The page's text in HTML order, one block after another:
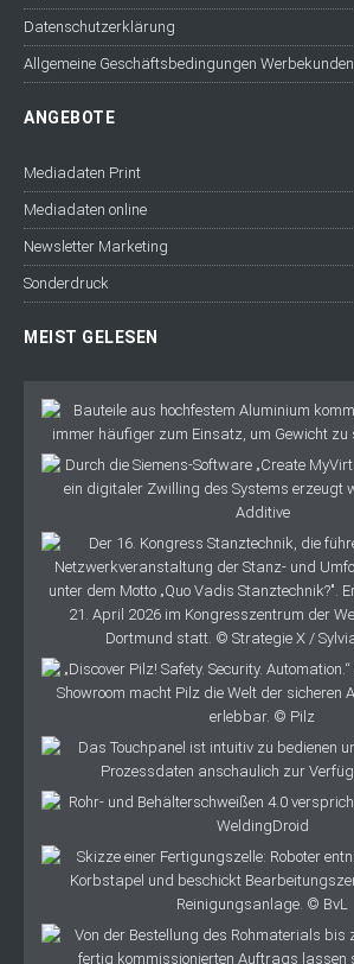
Datenschutzerklärung
Allgemeine Geschäftsbedingungen Werbekunden
ANGEBOTE
Mediadaten Print
Mediadaten online
Newsletter Marketing
Sonderdruck
MEIST GELESEN